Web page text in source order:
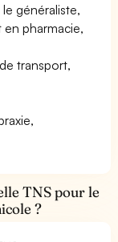
généraliste,
en pharmacie,
transport,
TNS pour le
?